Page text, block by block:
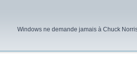
Windows ne demande jamais à Chuck